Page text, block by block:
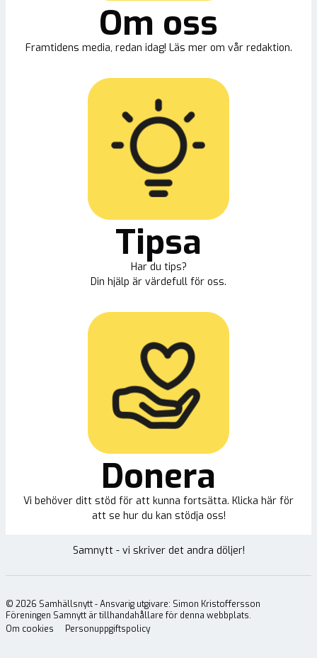
Om oss
Framtidens media, redan idag! Läs mer om vår redaktion.
Tipsa
Har du tips?
Din hjälp är värdefull för oss.
Donera
Vi behöver ditt stöd för att kunna fortsätta. Klicka här för
att se hur du kan stödja oss!
Samnytt - vi skriver det andra döljer!
© 2026 Samhällsnytt - Ansvarig utgivare: Simon Kristoffersson
Föreningen Samnytt är tillhandahållare för denna webbplats.
Om cookies
Personuppgiftspolicy